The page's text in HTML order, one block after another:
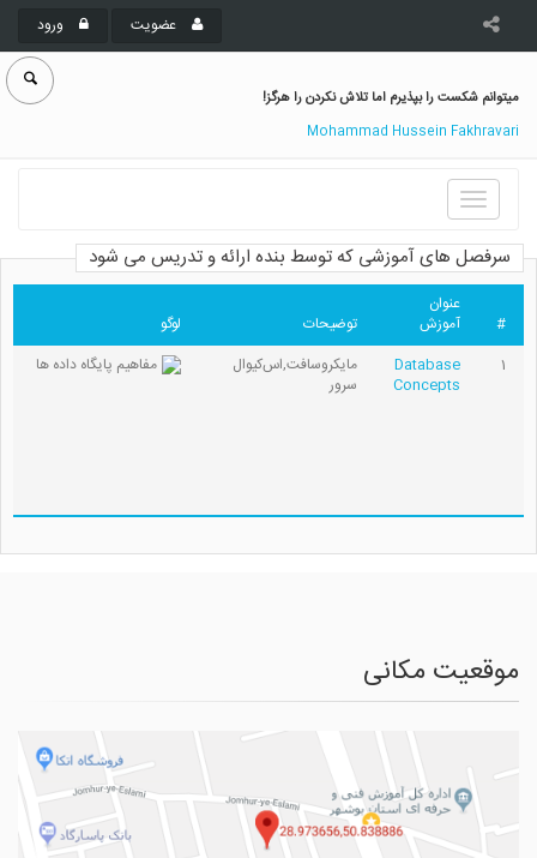
عضویت ورود
میتوانم شکست را بپذیرم اما تلاش نکردن را هرگز!
Mohammad Hussein Fakhravari
Toggle
navigation
سرفصل های آموزشی که توسط بنده ارائه و تدریس می شود
#
عنوان
آموزش
توضیحات
لوگو
1
Database
Concepts
مایکروسافت,اس‌کیوال
سرور
موقعیت مکانی